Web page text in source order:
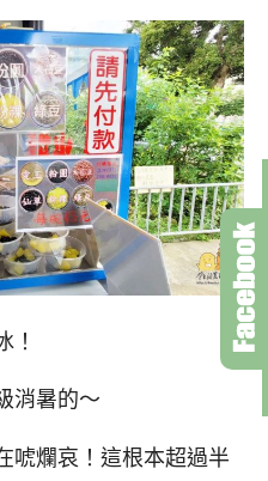
！
消暑的～
唬爛哀！這根本超過半